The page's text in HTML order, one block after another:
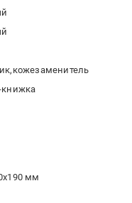
кожезаменитель
книжка
мм